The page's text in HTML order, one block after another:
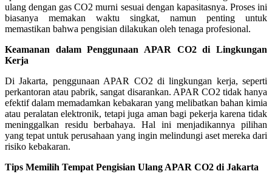
ulang dengan gas CO2 murni sesuai dengan kapasitasnya. Proses ini
biasanya memakan waktu singkat, namun penting untuk
memastikan bahwa pengisian dilakukan oleh tenaga profesional.
Keamanan dalam Penggunaan APAR CO2 di Lingkungan
Kerja
Di Jakarta, penggunaan APAR CO2 di lingkungan kerja, seperti
perkantoran atau pabrik, sangat disarankan. APAR CO2 tidak hanya
efektif dalam memadamkan kebakaran yang melibatkan bahan kimia
atau peralatan elektronik, tetapi juga aman bagi pekerja karena tidak
meninggalkan residu berbahaya. Hal ini menjadikannya pilihan
yang tepat untuk perusahaan yang ingin melindungi aset mereka dari
risiko kebakaran.
Tips Memilih Tempat Pengisian Ulang APAR CO2 di Jakarta